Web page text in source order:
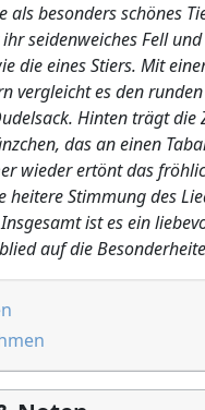
als besonders schönes
seidenweiches Fell
die eines Stiers. Mit
vergleicht es den
Hinten trägt die
das an einen
wieder ertönt das
heitere Stimmung des
ist es ein
auf die